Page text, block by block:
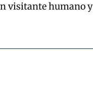
visitante humano y